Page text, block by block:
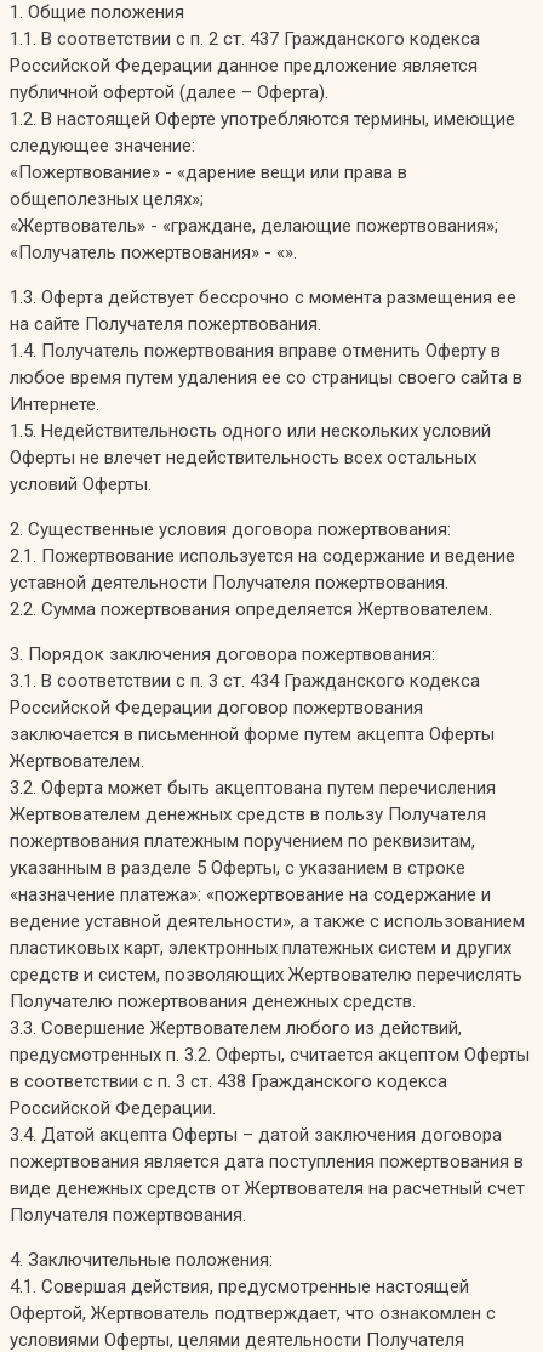
1. Общие положения
1.1. В соответствии с п. 2 ст. 437 Гражданского кодекса
Российской Федерации данное предложение является
публичной офертой (далее – Оферта).
1.2. В настоящей Оферте употребляются термины, имеющие
следующее значение:
«Пожертвование» - «дарение вещи или права в
общеполезных целях»;
«Жертвователь» - «граждане, делающие пожертвования»;
«Получатель пожертвования» - «».
1.3. Оферта действует бессрочно с момента размещения ее
на сайте Получателя пожертвования.
1.4. Получатель пожертвования вправе отменить Оферту в
любое время путем удаления ее со страницы своего сайта в
Интернете.
1.5. Недействительность одного или нескольких условий
Оферты не влечет недействительность всех остальных
условий Оферты.
2. Существенные условия договора пожертвования:
2.1. Пожертвование используется на содержание и ведение
уставной деятельности Получателя пожертвования.
2.2. Сумма пожертвования определяется Жертвователем.
3. Порядок заключения договора пожертвования:
3.1. В соответствии с п. 3 ст. 434 Гражданского кодекса
Российской Федерации договор пожертвования
заключается в письменной форме путем акцепта Оферты
Жертвователем.
3.2. Оферта может быть акцептована путем перечисления
Жертвователем денежных средств в пользу Получателя
пожертвования платежным поручением по реквизитам,
указанным в разделе 5 Оферты, с указанием в строке
«назначение платежа»: «пожертвование на содержание и
ведение уставной деятельности», а также с использованием
пластиковых карт, электронных платежных систем и других
средств и систем, позволяющих Жертвователю перечислять
Получателю пожертвования денежных средств.
3.3. Совершение Жертвователем любого из действий,
предусмотренных п. 3.2. Оферты, считается акцептом Оферты
в соответствии с п. 3 ст. 438 Гражданского кодекса
Российской Федерации.
3.4. Датой акцепта Оферты – датой заключения договора
пожертвования является дата поступления пожертвования в
виде денежных средств от Жертвователя на расчетный счет
Получателя пожертвования.
4. Заключительные положения:
4.1. Совершая действия, предусмотренные настоящей
Офертой, Жертвователь подтверждает, что ознакомлен с
условиями Оферты, целями деятельности Получателя